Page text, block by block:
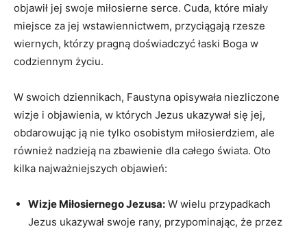
objawił jej⁤ swoje miłosierne serce.‍ Cuda, które ‍miały
miejsce za jej wstawiennictwem, przyciągają rzesze
wiernych, którzy pragną doświadczyć łaski Boga​ w
codziennym życiu.
W swoich dziennikach, Faustyna opisywała niezliczone⁣
wizje i objawienia, w których Jezus ukazywał się jej,
obdarowując ją nie tylko osobistym miłosierdziem, ale
również nadzieją na zbawienie⁤ dla całego⁢ świata. Oto
kilka najważniejszych objawień:
Wizje Miłosiernego Jezusa: W wielu przypadkach
Jezus ukazywał ‌swoje rany, przypominając, że przez